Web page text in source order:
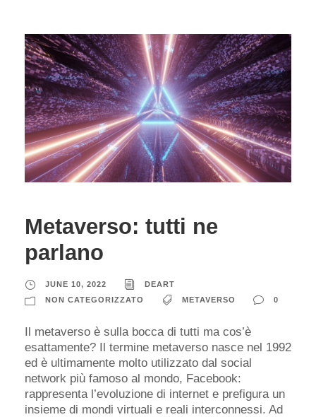
Metaverso: tutti ne
parlano
JUNE 10, 2022
DEART
NON CATEGORIZZATO
METAVERSO 0
Il metaverso è sulla bocca di tutti ma cos’è
esattamente? Il termine metaverso nasce nel 1992
ed è ultimamente molto utilizzato dal social
network più famoso al mondo, Facebook:
rappresenta l’evoluzione di internet e prefigura un
insieme di mondi virtuali e reali interconnessi. Ad